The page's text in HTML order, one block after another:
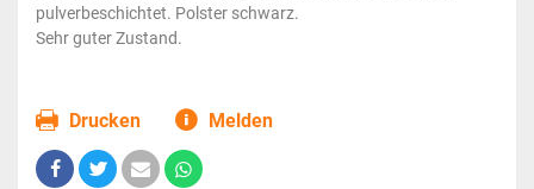
pulverbeschichtet. Polster schwarz.
Sehr guter Zustand.
Drucken Melden